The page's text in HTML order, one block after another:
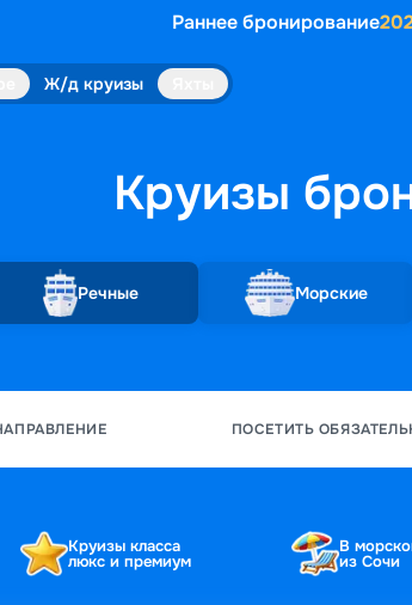
Раннее бронирование
Ж/д круизы
Круизы
Речные Морские
ПОСЕТИТЬ
Круизы класса
люкс и премиум
В
из Сочи